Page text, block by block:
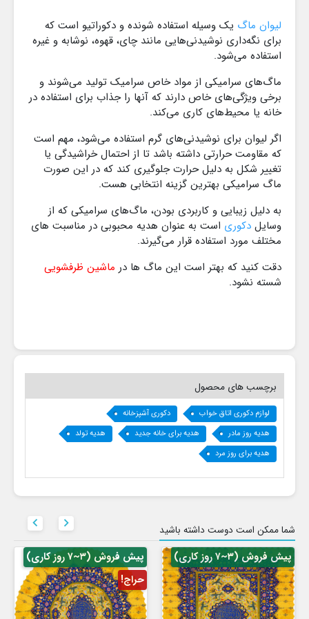
لیوان ماگ یک وسیله استفاده‌ شونده و دکوراتیو است که
برای نگه‌داری نوشیدنی‌هایی مانند چای، قهوه، نوشابه و غیره
استفاده می‌شود.
ماگ‌های سرامیکی از مواد خاص سرامیک تولید می‌شوند و
برخی ویژگی‌های خاص دارند که آنها را جذاب برای استفاده در
خانه یا محیط‌های کاری می‌کند.
اگر لیوان برای نوشیدنی‌های گرم استفاده می‌شود، مهم است
که مقاومت حرارتی داشته باشد تا از احتمال خراشیدگی یا
تغییر شکل به دلیل حرارت جلوگیری کند که در این صورت
ماگ سرامیکی بهترین گزینه انتخابی هست.
به دلیل زیبایی و کاربردی بودن، ماگ‌های سرامیکی که از
وسایل دکوری است به عنوان هدیه محبوبی در مناسبت های
مختلف مورد استفاده قرار می‌گیرند.
دقت کنید که بهتر است این ماگ ها در ماشین ظرفشویی
شسته نشود.
برچسب های محصول
لوازم دکوری اتاق خواب
دکوری آشپزخانه
هدیه روز مادر
هدیه برای خانه جدید
هدیه تولد
هدیه برای روز مرد
شما ممکن است دوست داشته باشید 
پیش فروش (۳~۷ روز کاری)
پیش فروش (۳~۷ روز کاری)
حراج!
